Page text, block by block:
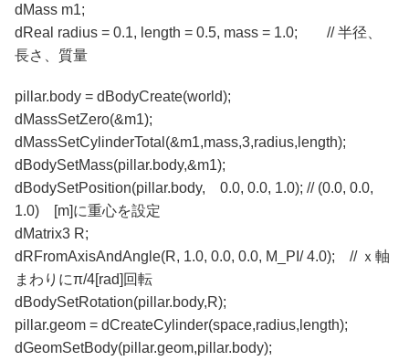
dMass m1;
dReal radius = 0.1, length = 0.5, mass = 1.0; // 半径、
長さ、質量
pillar.body = dBodyCreate(world);
dMassSetZero(&m1);
dMassSetCylinderTotal(&m1,mass,3,radius,length);
dBodySetMass(pillar.body,&m1);
dBodySetPosition(pillar.body, 0.0, 0.0, 1.0); // (0.0, 0.0,
1.0) [m]に重心を設定
dMatrix3 R;
dRFromAxisAndAngle(R, 1.0, 0.0, 0.0, M_PI/ 4.0); // ｘ軸
まわりにπ/4[rad]回転
dBodySetRotation(pillar.body,R);
pillar.geom = dCreateCylinder(space,radius,length);
dGeomSetBody(pillar.geom,pillar.body);